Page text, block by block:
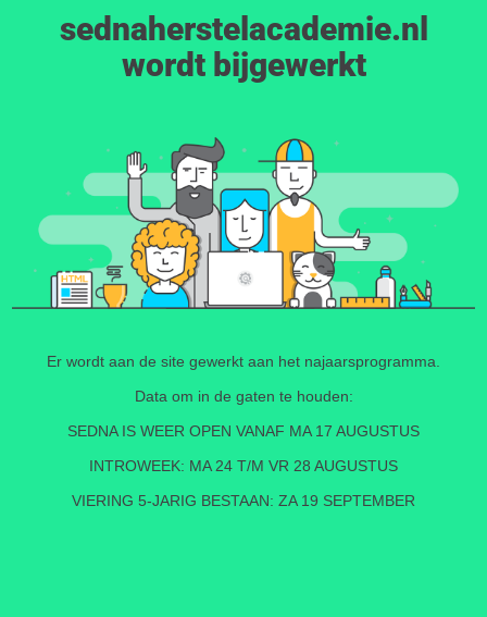
sednaherstelacademie.nl
wordt bijgewerkt
Er wordt aan de site gewerkt aan het najaarsprogramma.
Data om in de gaten te houden:
SEDNA IS WEER OPEN VANAF MA 17 AUGUSTUS
INTROWEEK: MA 24 T/M VR 28 AUGUSTUS
VIERING 5-JARIG BESTAAN: ZA 19 SEPTEMBER